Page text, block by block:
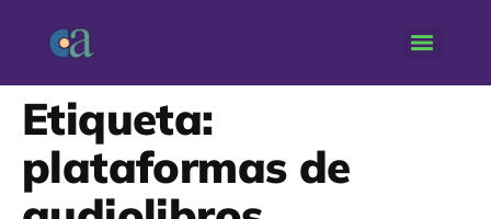
Etiqueta:
plataformas de